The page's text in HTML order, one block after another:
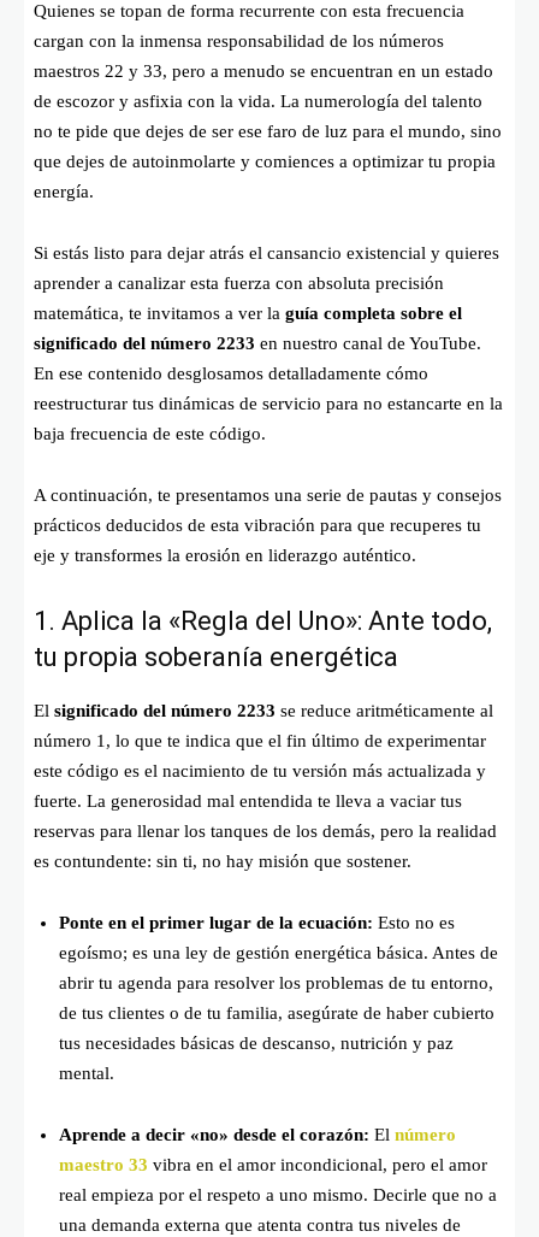
Quienes se topan de forma recurrente con esta frecuencia
cargan con la inmensa responsabilidad de los números
maestros 22 y 33, pero a menudo se encuentran en un estado
de escozor y asfixia con la vida. La numerología del talento
no te pide que dejes de ser ese faro de luz para el mundo, sino
que dejes de autoinmolarte y comiences a optimizar tu propia
energía.
Si estás listo para dejar atrás el cansancio existencial y quieres
aprender a canalizar esta fuerza con absoluta precisión
matemática, te invitamos a ver la guía completa sobre el
significado del número 2233 en nuestro canal de YouTube.
En ese contenido desglosamos detalladamente cómo
reestructurar tus dinámicas de servicio para no estancarte en la
baja frecuencia de este código.
A continuación, te presentamos una serie de pautas y consejos
prácticos deducidos de esta vibración para que recuperes tu
eje y transformes la erosión en liderazgo auténtico.
1. Aplica la «Regla del Uno»: Ante todo,
tu propia soberanía energética
El significado del número 2233 se reduce aritméticamente al
número 1, lo que te indica que el fin último de experimentar
este código es el nacimiento de tu versión más actualizada y
fuerte. La generosidad mal entendida te lleva a vaciar tus
reservas para llenar los tanques de los demás, pero la realidad
es contundente: sin ti, no hay misión que sostener.
Ponte en el primer lugar de la ecuación: Esto no es
egoísmo; es una ley de gestión energética básica. Antes de
abrir tu agenda para resolver los problemas de tu entorno,
de tus clientes o de tu familia, asegúrate de haber cubierto
tus necesidades básicas de descanso, nutrición y paz
mental.
Aprende a decir «no» desde el corazón: El número
maestro 33 vibra en el amor incondicional, pero el amor
real empieza por el respeto a uno mismo. Decirle que no a
una demanda externa que atenta contra tus niveles de